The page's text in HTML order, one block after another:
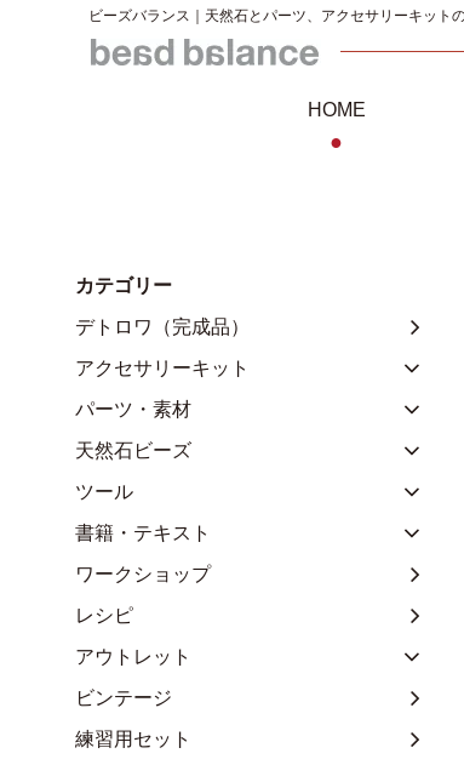
ビーズバランス｜天然石とパーツ、アクセサリーキット
HOME
●
カテゴリー
デトロワ（完成品）
アクセサリーキット
パーツ・素材
天然石ビーズ
ツール
書籍・テキスト
ワークショップ
レシピ
アウトレット
ビンテージ
練習用セット